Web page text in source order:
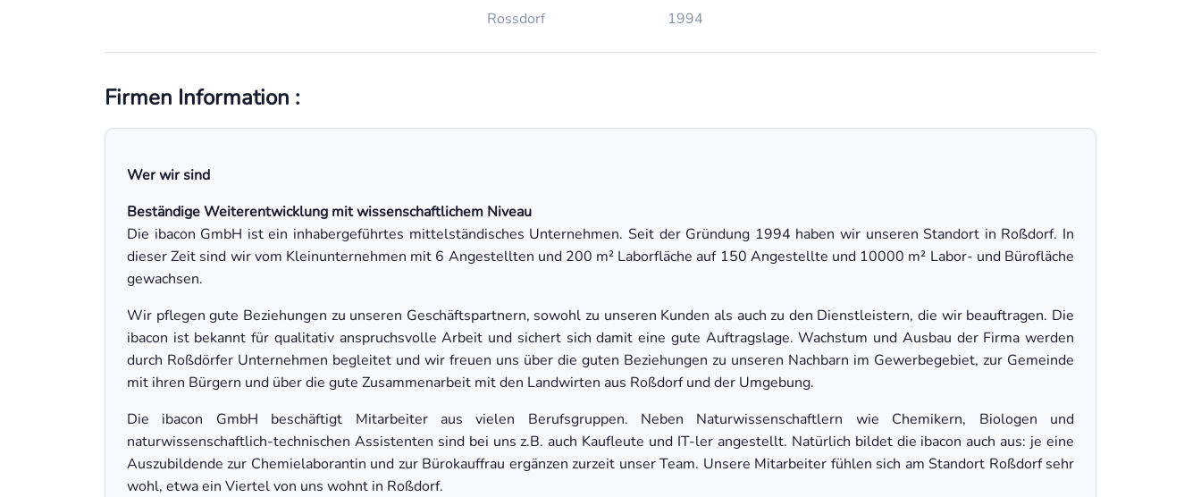
Rossdorf 1994
Firmen Information :
Wer wir sind
Beständige Weiterentwicklung mit wissenschaftlichem Niveau
Die ibacon GmbH ist ein inhabergeführtes mittelständisches Unternehmen. Seit der Gründung 1994 haben wir unseren Standort in Roßdorf. In
dieser Zeit sind wir vom Kleinunternehmen mit 6 Angestellten und 200 m² Laborfläche auf 150 Angestellte und 10000 m² Labor- und Bürofläche
gewachsen.
Wir pflegen gute Beziehungen zu unseren Geschäftspartnern, sowohl zu unseren Kunden als auch zu den Dienstleistern, die wir beauftragen. Die
ibacon ist bekannt für qualitativ anspruchsvolle Arbeit und sichert sich damit eine gute Auftragslage. Wachstum und Ausbau der Firma werden
durch Roßdörfer Unternehmen begleitet und wir freuen uns über die guten Beziehungen zu unseren Nachbarn im Gewerbegebiet, zur Gemeinde
mit ihren Bürgern und über die gute Zusammenarbeit mit den Landwirten aus Roßdorf und der Umgebung.
Die ibacon GmbH beschäftigt Mitarbeiter aus vielen Berufsgruppen. Neben Naturwissenschaftlern wie Chemikern, Biologen und
naturwissenschaftlich-technischen Assistenten sind bei uns z.B. auch Kaufleute und IT-ler angestellt. Natürlich bildet die ibacon auch aus: je eine
Auszubildende zur Chemielaborantin und zur Bürokauffrau ergänzen zurzeit unser Team. Unsere Mitarbeiter fühlen sich am Standort Roßdorf sehr
wohl, etwa ein Viertel von uns wohnt in Roßdorf.